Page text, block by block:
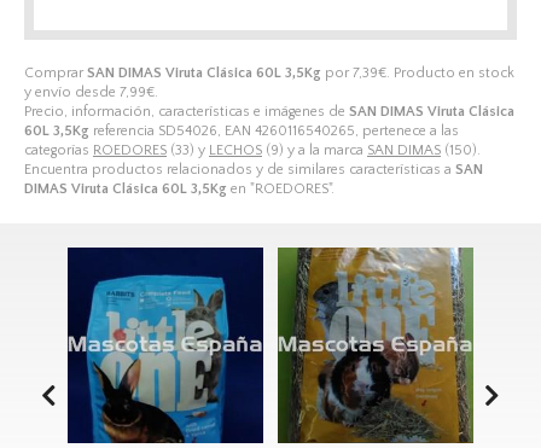
Comprar SAN DIMAS Viruta Clásica 60L 3,5Kg por 7,39€ . Producto en stock
y envío desde 7,99€
Precio, información, características e imágenes de SAN DIMAS Viruta Clásica
60L 3,5Kg referencia SD54026, EAN 4260116540265, pertenece a las
categorías ROEDORES (33) y LECHOS (9) y a la marca SAN DIMAS (150).
Encuentra productos relacionados y de similares características a SAN
DIMAS Viruta Clásica 60L 3,5Kg en "ROEDORES".